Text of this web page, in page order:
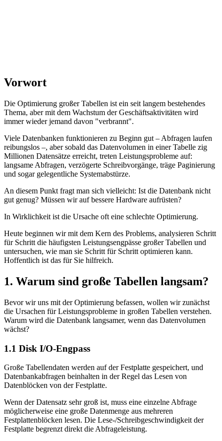
Vorwort
Die Optimierung großer Tabellen ist ein seit langem bestehendes
Thema, aber mit dem Wachstum der Geschäftsaktivitäten wird
immer wieder jemand davon "verbrannt".
Viele Datenbanken funktionieren zu Beginn gut – Abfragen laufen
reibungslos –, aber sobald das Datenvolumen in einer Tabelle zig
Millionen Datensätze erreicht, treten Leistungsprobleme auf:
langsame Abfragen, verzögerte Schreibvorgänge, träge Paginierung
und sogar gelegentliche Systemabstürze.
An diesem Punkt fragt man sich vielleicht: Ist die Datenbank nicht
gut genug? Müssen wir auf bessere Hardware aufrüsten?
In Wirklichkeit ist die Ursache oft eine schlechte Optimierung.
Heute beginnen wir mit dem Kern des Problems, analysieren Schritt
für Schritt die häufigsten Leistungsengpässe großer Tabellen und
untersuchen, wie man sie Schritt für Schritt optimieren kann.
Hoffentlich ist das für Sie hilfreich.
1. Warum sind große Tabellen langsam?
Bevor wir uns mit der Optimierung befassen, wollen wir zunächst
die Ursachen für Leistungsprobleme in großen Tabellen verstehen.
Warum wird die Datenbank langsamer, wenn das Datenvolumen
wächst?
1.1 Disk I/O-Engpass
Große Tabellendaten werden auf der Festplatte gespeichert, und
Datenbankabfragen beinhalten in der Regel das Lesen von
Datenblöcken von der Festplatte.
Wenn der Datensatz sehr groß ist, muss eine einzelne Abfrage
möglicherweise eine große Datenmenge aus mehreren
Festplattenblöcken lesen. Die Lese-/Schreibgeschwindigkeit der
Festplatte begrenzt direkt die Abfrageleistung.